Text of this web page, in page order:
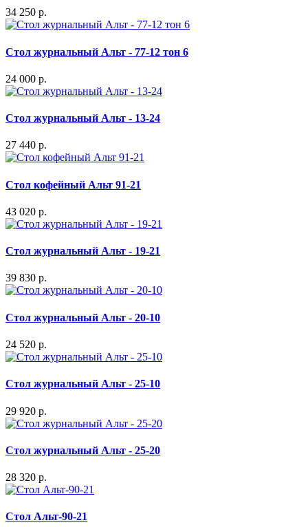
34 250 р.
Стол журнальный Альт - 77-12 тон 6
24 000 р.
Стол журнальный Альт - 13-24
27 440 р.
Стол кофейный Альт 91-21
43 020 р.
Стол журнальный Альт - 19-21
39 830 р.
Стол журнальный Альт - 20-10
24 520 р.
Стол журнальный Альт - 25-10
29 920 р.
Стол журнальный Альт - 25-20
28 320 р.
Стол Альт-90-21